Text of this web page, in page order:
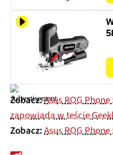
Zobacz:Asus ROG
zapowiada w teście
Zobacz:Asus ROG